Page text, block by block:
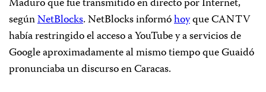
segúnNetBlocks. NetBlocks informóhoyque CANTV
había restringido el acceso a YouTube y a servicios de
Google aproximadamente al mismo tiempo que Guaidó
pronunciaba un discurso en Caracas.